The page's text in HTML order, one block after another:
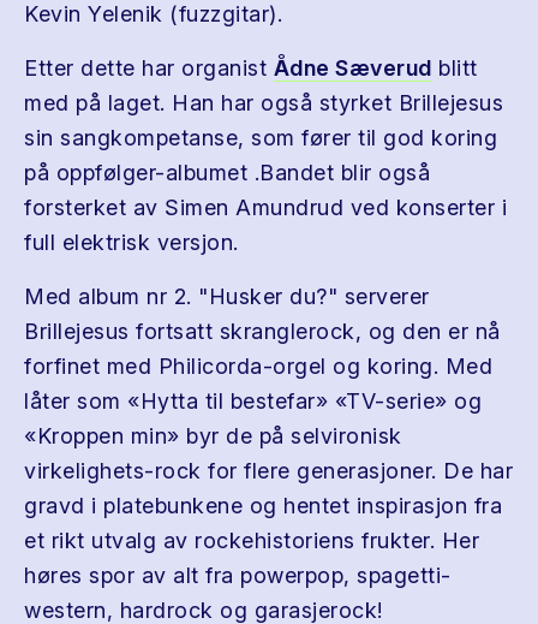
Kevin Yelenik (fuzzgitar).
Etter dette har organist Ådne Sæverud blitt
med på laget. Han har også styrket Brillejesus
sin sangkompetanse, som fører til god koring
på oppfølger-albumet .Bandet blir også
forsterket av Simen Amundrud ved konserter i
full elektrisk versjon.
Med album nr 2. "Husker du?" serverer
Brillejesus fortsatt skranglerock, og den er nå
forfinet med Philicorda-orgel og koring. Med
låter som «Hytta til bestefar» «TV-serie» og
«Kroppen min» byr de på selvironisk
virkelighets-rock for flere generasjoner. De har
gravd i platebunkene og hentet inspirasjon fra
et rikt utvalg av rockehistoriens frukter. Her
høres spor av alt fra powerpop, spagetti-
western, hardrock og garasjerock!